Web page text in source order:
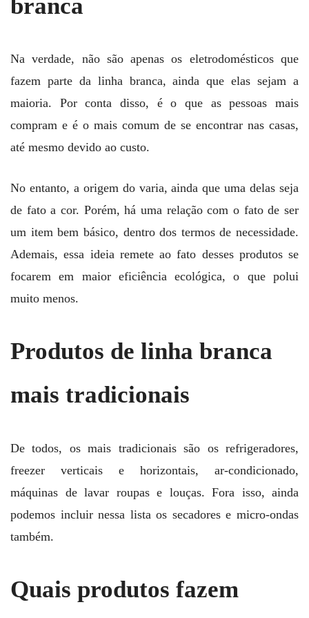
branca
Na verdade, não são apenas os eletrodomésticos que
fazem parte da linha branca, ainda que elas sejam a
maioria. Por conta disso, é o que as pessoas mais
compram e é o mais comum de se encontrar nas casas,
até mesmo devido ao custo.
No entanto, a origem do varia, ainda que uma delas seja
de fato a cor. Porém, há uma relação com o fato de ser
um item bem básico, dentro dos termos de necessidade.
Ademais, essa ideia remete ao fato desses produtos se
focarem em maior eficiência ecológica, o que polui
muito menos.
Produtos de linha branca
mais tradicionais
De todos, os mais tradicionais são os refrigeradores,
freezer verticais e horizontais, ar-condicionado,
máquinas de lavar roupas e louças. Fora isso, ainda
podemos incluir nessa lista os secadores e micro-ondas
também.
Quais produtos fazem